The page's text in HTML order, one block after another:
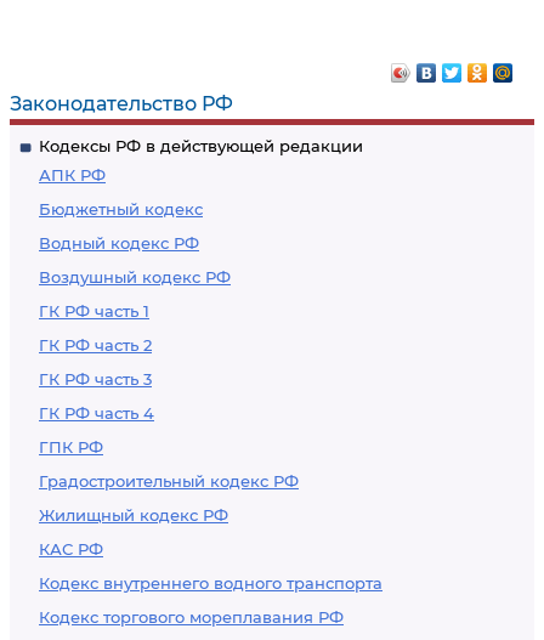
Законодательство РФ
Кодексы РФ в действующей редакции
АПК РФ
Бюджетный кодекс
Водный кодекс РФ
Воздушный кодекс РФ
ГК РФ часть 1
ГК РФ часть 2
ГК РФ часть 3
ГК РФ часть 4
ГПК РФ
Градостроительный кодекс РФ
Жилищный кодекс РФ
КАС РФ
Кодекс внутреннего водного транспорта
Кодекс торгового мореплавания РФ